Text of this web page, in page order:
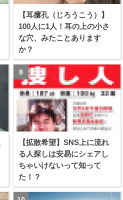
【耳瘻孔（じろうこう）】
100人に1人！耳の上の小さ
な穴、みたことあります
か？
【拡散希望】SNS上に流れ
る人探しは安易にシェアし
ちゃいけないって知って
た！？